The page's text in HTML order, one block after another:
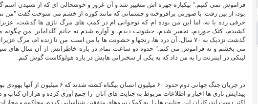
فراموش نمی کنیم." بیکباره چهره اش متغییر شد و آن غرور و خوشحالی ای که از شنیدن اسم
بود، از بین رفت. با صورتی برافروخته و چشمانی که مانند کوره از خشم می سوخت گفت "من
حرفی زده یا نه، اما این من بوده ام که نوجوانی ام در کمپ های مرگ نازی ها گذشت،
کشیدم، کتک خوردم، تحقیر شدم، خشونت دیدم، و آواره شدم نه خانم گلدامایر. من چگونه
گذشت نزدیک به ۷۰ سال، آن درد ها، رنجها و خشونت ها با من است. من تا زنده ام، مرگ
می بخشم و نه فراموش می کنم." حدود دو ساعت تمام در باره خاطراتش از آن سال های
لینکی در اینترنت را به من داد که به یکی از سخنرانی هایش در باره هولوکاست گوش کنم.
در جریان جنگ جهانی دوم حدود ۶۰ میلیون انسان بیگناه
پیدایش نازی ها اخبار و اطلاعات مربوط به جنایت های آنان را جمع آوری کرده و هزاران کتاب و
اکثر دست اندرکاران این جنایت ها را
به کمک نیروهای متفقین شناسایی کرده، محاکمه و مجازات